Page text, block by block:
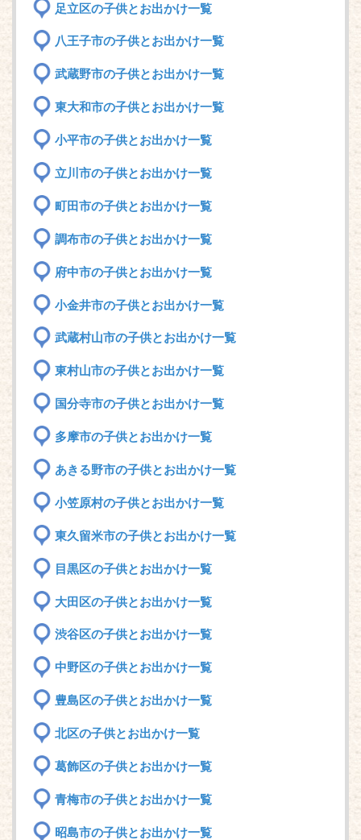
足立区の子供とお出かけ一覧
八王子市の子供とお出かけ一覧
武蔵野市の子供とお出かけ一覧
東大和市の子供とお出かけ一覧
小平市の子供とお出かけ一覧
立川市の子供とお出かけ一覧
町田市の子供とお出かけ一覧
調布市の子供とお出かけ一覧
府中市の子供とお出かけ一覧
小金井市の子供とお出かけ一覧
武蔵村山市の子供とお出かけ一覧
東村山市の子供とお出かけ一覧
国分寺市の子供とお出かけ一覧
多摩市の子供とお出かけ一覧
あきる野市の子供とお出かけ一覧
小笠原村の子供とお出かけ一覧
東久留米市の子供とお出かけ一覧
目黒区の子供とお出かけ一覧
大田区の子供とお出かけ一覧
渋谷区の子供とお出かけ一覧
中野区の子供とお出かけ一覧
豊島区の子供とお出かけ一覧
北区の子供とお出かけ一覧
葛飾区の子供とお出かけ一覧
青梅市の子供とお出かけ一覧
昭島市の子供とお出かけ一覧